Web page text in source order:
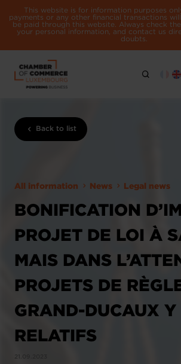
This website is for information purposes
payments or any other financial transactions
be paid through this website. Always check
your personal information, and contact us
doubts.
Back to list
All information News Legal news
BONIFICATION
PROJET DE LOI À
MAIS DANS
PROJETS DE
GRAND-DUCAUX Y
RELATIFS